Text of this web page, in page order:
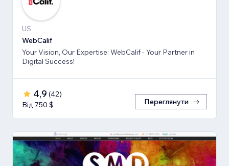
US
WebCalif
Your Vision, Our Expertise: WebCalif - Your Partner in
Digital Success!
4,9 (42)
Від 750 $
Переглянути